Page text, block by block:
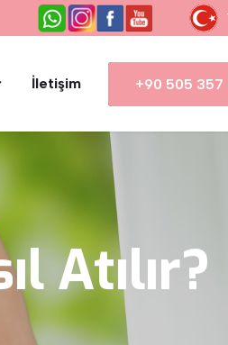
İletişim +90 505 357
Atılır?